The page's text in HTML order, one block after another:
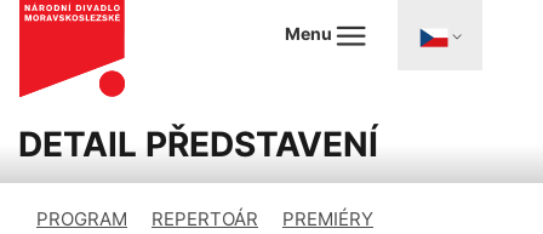
Menu
DETAIL PŘEDSTAVENÍ
PROGRAM REPERTOÁR
PREMIÉRY